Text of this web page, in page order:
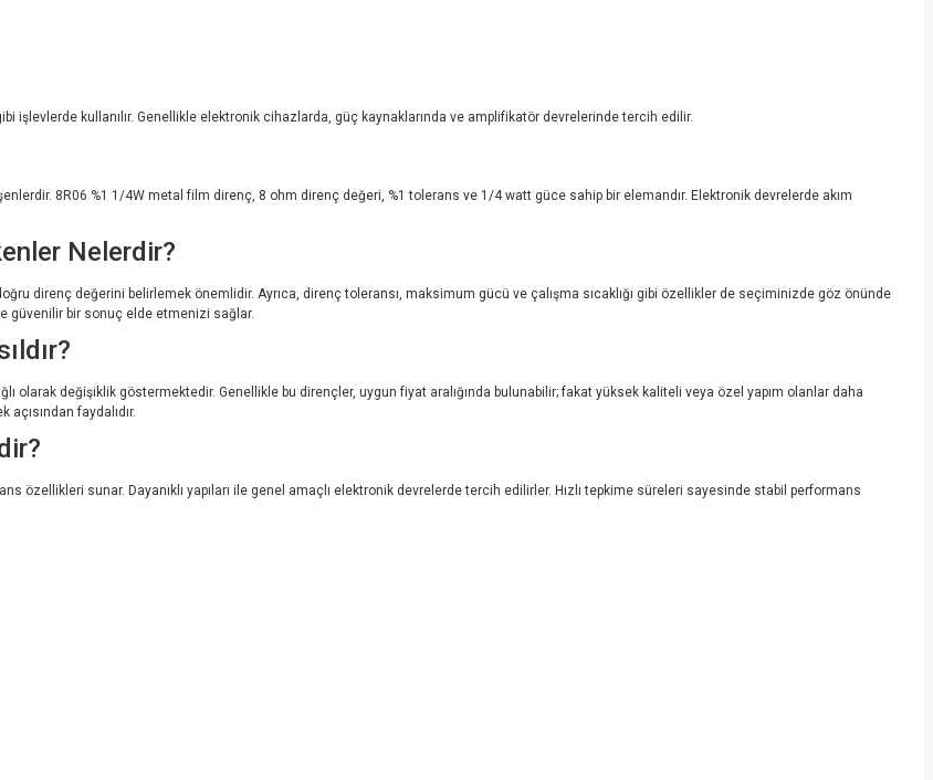
işlevlerde kullanılır. Genellikle elektronik cihazlarda, güç kaynaklarında ve amplifikatör devrelerinde tercih edilir.
8R06 %1 1/4W metal film direnç, 8 ohm direnç değeri, %1 tolerans ve 1/4 watt güce sahip bir elemandır. Elektronik devrelerde akım
Nelerdir?
direnç değerini belirlemek önemlidir. Ayrıca, direnç toleransı, maksimum gücü ve çalışma sıcaklığı gibi özellikler de seçiminizde göz önünde
güvenilir bir sonuç elde etmenizi sağlar.
olarak değişiklik göstermektedir. Genellikle bu dirençler, uygun fiyat aralığında bulunabilir; fakat yüksek kaliteli veya özel yapım olanlar daha
faydalıdır.
özellikleri sunar. Dayanıklı yapıları ile genel amaçlı elektronik devrelerde tercih edilirler. Hızlı tepkime süreleri sayesinde stabil performans